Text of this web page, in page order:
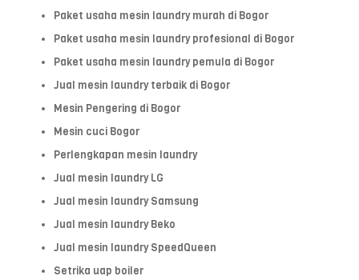
Paket usaha mesin laundry murah di Bogor
Paket usaha mesin laundry profesional di Bogor
Paket usaha mesin laundry pemula di Bogor
Jual mesin laundry terbaik di Bogor
Mesin Pengering di Bogor
Mesin cuci Bogor
Perlengkapan mesin laundry
Jual mesin laundry LG
Jual mesin laundry Samsung
Jual mesin laundry Beko
Jual mesin laundry SpeedQueen
Setrika uap boiler